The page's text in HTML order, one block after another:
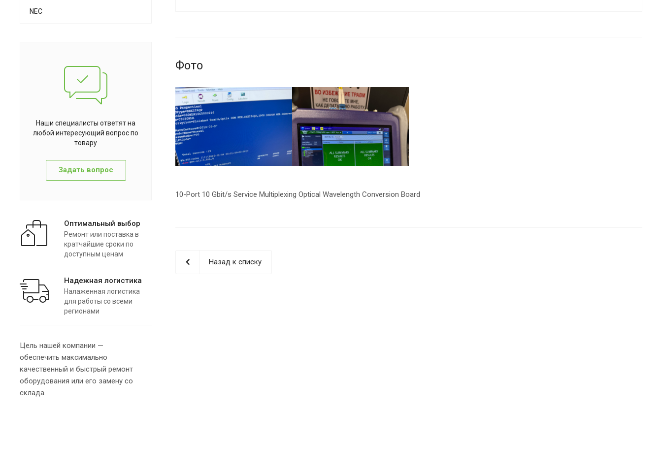
Фото
10-Port 10 Gbit/s Service Multiplexing Optical Wavelength Conversion Board
Назад к списку
NEC
Наши специалисты ответят на
любой интересующий вопрос по
товару
Задать вопрос
Оптимальный выбор
Ремонт или поставка в
кратчайшие сроки по
доступным ценам
Надежная логистика
Налаженная логистика
для работы со всеми
регионами
Цель нашей компании —
обеспечить максимально
качественный и быстрый ремонт
оборудования или его замену со
склада.